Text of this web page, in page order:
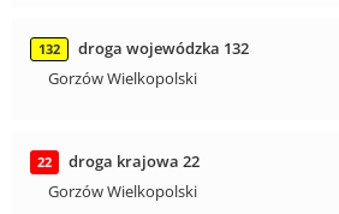
132
droga wojewódzka 132
Gorzów Wielkopolski
22
droga krajowa 22
Gorzów Wielkopolski